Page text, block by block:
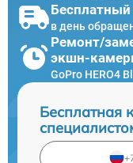
в день
Ремонт/
экшн-
GoPro HERO4
Бесплатная